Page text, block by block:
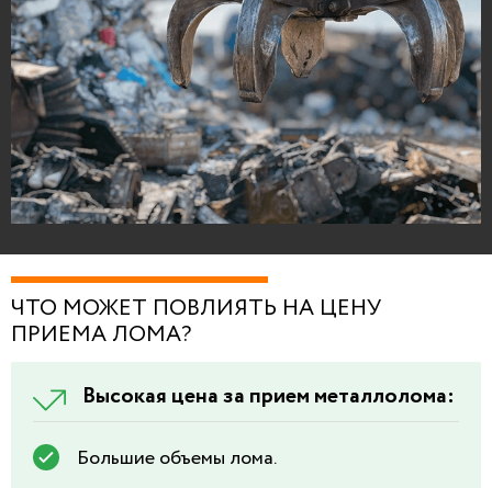
ЧТО МОЖЕТ ПОВЛИЯТЬ НА ЦЕНУ
ПРИЕМА ЛОМА?
Высокая цена за прием металлолома:
Большие объемы лома.